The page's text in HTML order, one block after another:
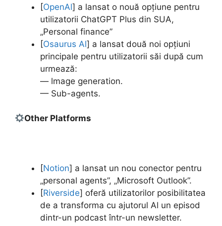
[OpenAl] a lansat o nouă opțiune pentru
utilizatorii ChatGPT Plus din SUA,
„Personal finance”
[Osaurus Al] a lansat două noi opțiuni
principale pentru utilizatorii săi după cum
urmează:
— lmage generation.
— Sub-agents.
Other Platforms
[Notion] a lansat un nou conector pentru
„personal agents”, „Microsoft Outlook”.
[Riverside] oferă utilizatorilor posibilitatea
de a transforma cu ajutorul Al un episod
dintr-un podcast într-un newsletter.